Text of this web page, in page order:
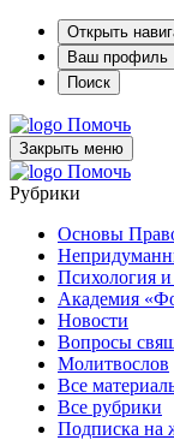
Открыть
Ваш профиль
Поиск
Помочь
Закрыть меню
Помочь
Рубрики
Основы
Психология
Академия
Новости
Вопросы
Молитвослов
Все
Все рубрики
Подписка на